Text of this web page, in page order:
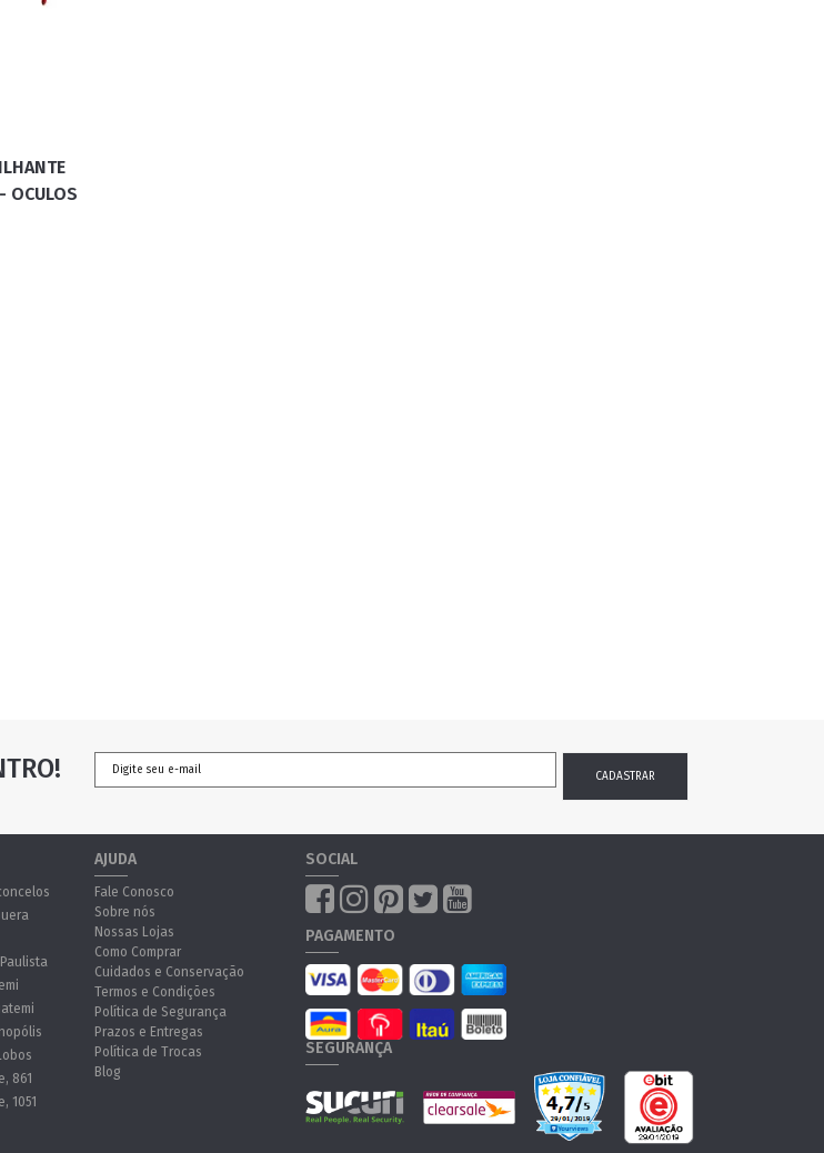
OCULOS
861
1051
AJUDA
Fale Conosco
Sobre nós
Nossas Lojas
Como Comprar
Cuidados e Conservação
Termos e Condições
Política de Segurança
Prazos e Entregas
Política de Trocas
Blog
SOCIAL
PAGAMENTO
SEGURANÇA